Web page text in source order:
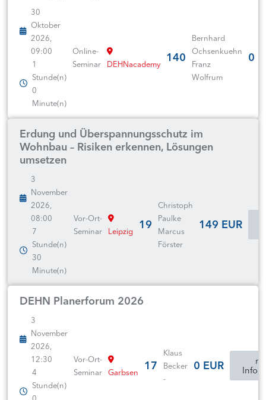
30
Oktober
2026,
09:00
1
Stunde(n)
0
Minute(n)
Online-
Seminar
DEHNacademy 140
Bernhard
Ochsenkuehn
Franz
Wolfrum
0
Erdung und Überspannungsschutz im
Wohnbau – Risiken erkennen, Lösungen
umsetzen
3
November
2026,
08:00
7
Stunde(n)
30
Minute(n)
Vor-Ort-
Seminar
Leipzig 19
Christoph
Paulke
Marcus
Förster
149 EUR
DEHN Planerforum 2026
3
November
2026,
12:30
4
Stunde(n)
Vor-Ort-
Seminar
Garbsen 17
Klaus
Becker
-
0 EUR